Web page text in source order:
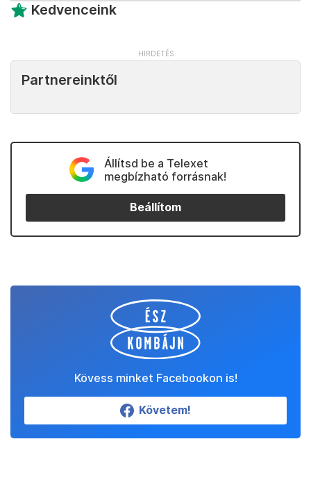
Kedvenceink
Partnereinktől
Állítsd be a Telexet
megbízható forrásnak!
Beállítom
Kövess minket Facebookon is!
Követem!